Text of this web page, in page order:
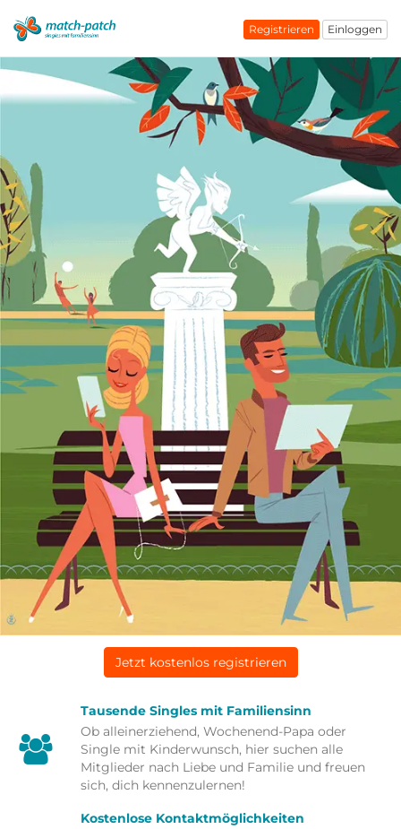
Registrieren Einloggen
Jetzt kostenlos registrieren
Tausende Singles mit Familiensinn
Ob alleinerziehend, Wochenend-Papa oder
Single mit Kinderwunsch, hier suchen alle
Mitglieder nach Liebe und Familie und freuen
sich, dich kennenzulernen!
Kostenlose Kontaktmöglichkeiten